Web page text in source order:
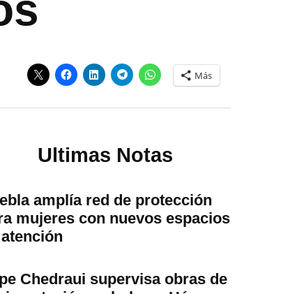
Más
Ultimas Notas
amplía red de protección
mujeres con nuevos espacios
Chedraui supervisa obras de